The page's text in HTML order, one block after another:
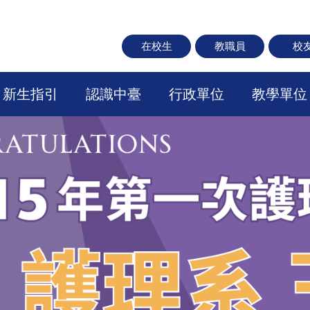
在校生 教職員 校
新生指引 認識中臺 行政單位 教學單位